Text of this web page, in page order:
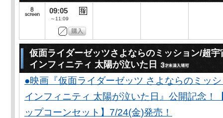
09:05
～11:09
仮面ライダーゼッツさよならのミッション/超
インフィニティ 太陽が泣いた日
●映画『仮面ライダーゼッツ さよならのミッ
インフィニティ 太陽が泣いた日』公開記念！
ップコーンセット】7/24(金)発売！